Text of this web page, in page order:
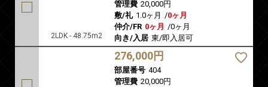
2LDK - 48.75m2
管理費 20,000円
敷/礼 1.0ヶ月 /0ヶ月
仲介/FR 0ヶ月 /0ヶ月
向き/入居 東/即入居可
276,000円
部屋番号 404
管理費 20,000円